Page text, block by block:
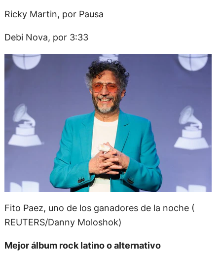
Ricky Martin, por Pausa
Debi Nova, por 3:33
Fito Paez, uno de los ganadores de la noche (
REUTERS/Danny Moloshok)
Mejor álbum rock latino o alternativo